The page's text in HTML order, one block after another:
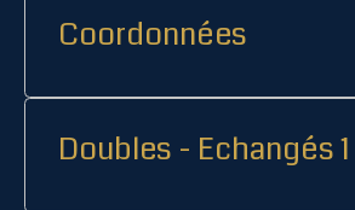
Coordonnées
Doubles - Echangés